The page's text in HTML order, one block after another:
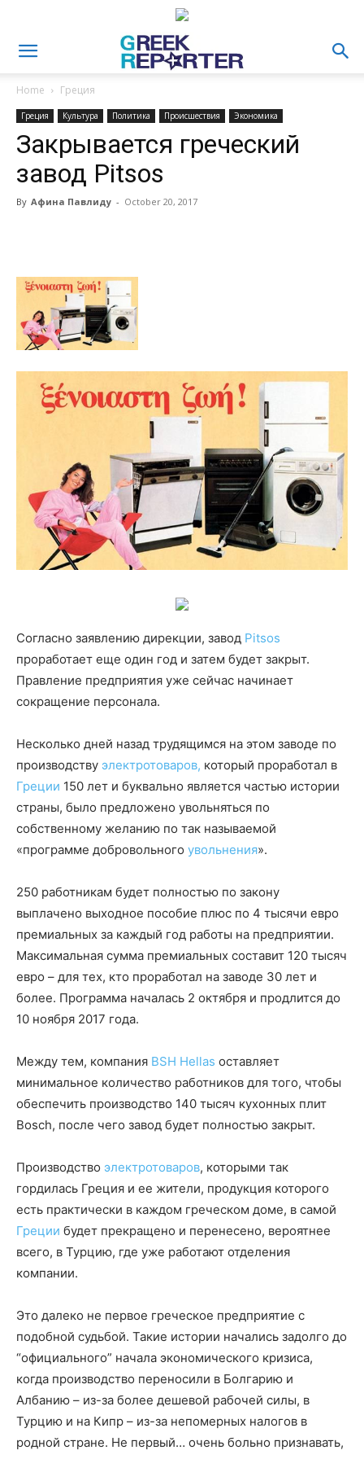
Home Греция
Греция Культура Политика Происшествия Экономика
Закрывается греческий
завод Pitsos
By Афина Павлиду - October 20, 2017
Согласно заявлению дирекции, завод Pitsos
проработает еще один год и затем будет закрыт.
Правление предприятия уже сейчас начинает
сокращение персонала.
Несколько дней назад трудящимся на этом заводе по
производству электротоваров, который проработал в
Греции 150 лет и буквально является частью истории
страны, было предложено увольняться по
собственному желанию по так называемой
«программе добровольного увольнения».
250 работникам будет полностью по закону
выплачено выходное пособие плюс по 4 тысячи евро
премиальных за каждый год работы на предприятии.
Максимальная сумма премиальных составит 120 тысяч
евро – для тех, кто проработал на заводе 30 лет и
более. Программа началась 2 октября и продлится до
10 ноября 2017 года.
Между тем, компания BSH Hellas оставляет
минимальное количество работников для того, чтобы
обеспечить производство 140 тысяч кухонных плит
Bosch, после чего завод будет полностью закрыт.
Производство электротоваров, которыми так
гордилась Греция и ее жители, продукция которого
есть практически в каждом греческом доме, в самой
Греции будет прекращено и перенесено, вероятнее
всего, в Турцию, где уже работают отделения
компании.
Это далеко не первое греческое предприятие с
подобной судьбой. Такие истории начались задолго до
“официального” начала экономического кризиса,
когда производство переносили в Болгарию и
Албанию – из-за более дешевой рабочей силы, в
Турцию и на Кипр – из-за непомерных налогов в
родной стране. Не первый… очень больно признавать,